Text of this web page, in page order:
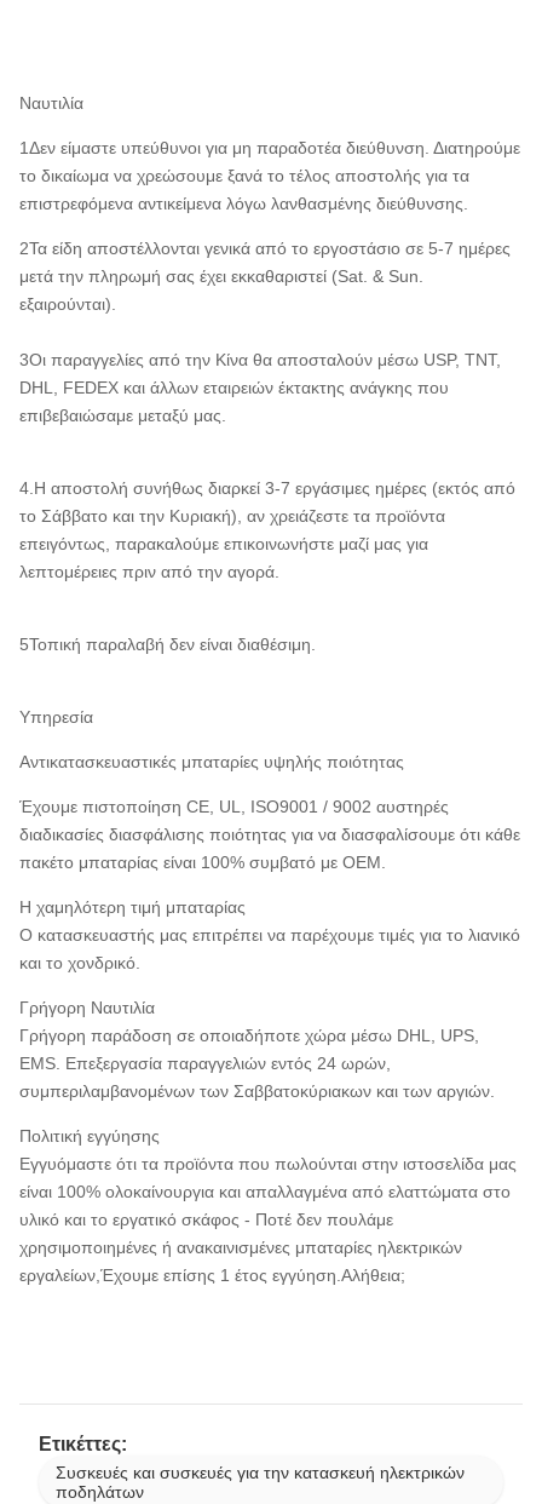
Ναυτιλία
1Δεν είμαστε υπεύθυνοι για μη παραδοτέα διεύθυνση. Διατηρούμε
το δικαίωμα να χρεώσουμε ξανά το τέλος αποστολής για τα
επιστρεφόμενα αντικείμενα λόγω λανθασμένης διεύθυνσης.
2Τα είδη αποστέλλονται γενικά από το εργοστάσιο σε 5-7 ημέρες
μετά την πληρωμή σας έχει εκκαθαριστεί (Sat. & Sun.
εξαιρούνται).
3Οι παραγγελίες από την Κίνα θα αποσταλούν μέσω USP, TNT,
DHL, FEDEX και άλλων εταιρειών έκτακτης ανάγκης που
επιβεβαιώσαμε μεταξύ μας.
4.Η αποστολή συνήθως διαρκεί 3-7 εργάσιμες ημέρες (εκτός από
το Σάββατο και την Κυριακή), αν χρειάζεστε τα προϊόντα
επειγόντως, παρακαλούμε επικοινωνήστε μαζί μας για
λεπτομέρειες πριν από την αγορά.
5Τοπική παραλαβή δεν είναι διαθέσιμη.
Υπηρεσία
Αντικατασκευαστικές μπαταρίες υψηλής ποιότητας
Έχουμε πιστοποίηση CE, UL, ISO9001 / 9002 αυστηρές
διαδικασίες διασφάλισης ποιότητας για να διασφαλίσουμε ότι κάθε
πακέτο μπαταρίας είναι 100% συμβατό με OEM.
Η χαμηλότερη τιμή μπαταρίας
Ο κατασκευαστής μας επιτρέπει να παρέχουμε τιμές για το λιανικό
και το χονδρικό.
Γρήγορη Ναυτιλία
Γρήγορη παράδοση σε οποιαδήποτε χώρα μέσω DHL, UPS,
EMS. Επεξεργασία παραγγελιών εντός 24 ωρών,
συμπεριλαμβανομένων των Σαββατοκύριακων και των αργιών.
Πολιτική εγγύησης
Εγγυόμαστε ότι τα προϊόντα που πωλούνται στην ιστοσελίδα μας
είναι 100% ολοκαίνουργια και απαλλαγμένα από ελαττώματα στο
υλικό και το εργατικό σκάφος - Ποτέ δεν πουλάμε
χρησιμοποιημένες ή ανακαινισμένες μπαταρίες ηλεκτρικών
εργαλείων,Έχουμε επίσης 1 έτος εγγύηση.Αλήθεια;
Ετικέττες:
Συσκευές και συσκευές για την κατασκευή ηλεκτρικών
ποδηλάτων